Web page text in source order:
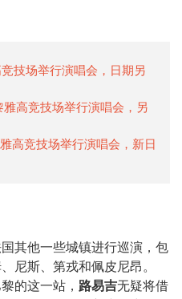
技场举行演唱会，日期另
高竞技场举行演唱会，另
高竞技场举行演唱会，新日
其他一些城镇进行巡演，包
尼斯、第戎和佩皮尼昂。
的这一站， 路易吉无疑将借